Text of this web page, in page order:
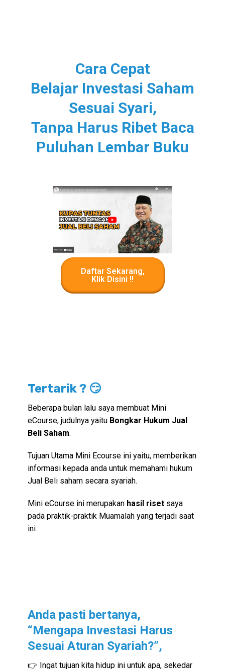
Cara Cepat
Belajar Investasi Saham
Sesuai Syari,
Tanpa Harus Ribet Baca
Puluhan Lembar Buku
Daftar Sekarang,
Klik Disini !!
Tertarik ? 😏
Beberapa bulan lalu saya membuat Mini
eCourse, judulnya yaitu Bongkar Hukum Jual
Beli Saham.
Tujuan Utama Mini Ecourse ini yaitu, memberikan
informasi kepada anda untuk memahami hukum
Jual Beli saham secara syariah.
Mini eCourse ini merupakan hasil riset saya
pada praktik-praktik Muamalah yang terjadi saat
ini
Anda pasti bertanya,
“Mengapa Investasi Harus
Sesuai Aturan Syariah?”,
👉 Ingat tujuan kita hidup ini untuk apa, sekedar